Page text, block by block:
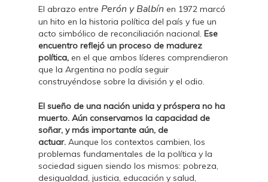
El abrazo entre Perón y Balbín en 1972 marcó
un hito en la historia política del país y fue un
acto simbólico de reconciliación nacional. Ese
encuentro reflejó un proceso de madurez
política, en el que ambos líderes comprendieron
que la Argentina no podía seguir
construyéndose sobre la división y el odio.
El sueño de una nación unida y próspera no ha
muerto. Aún conservamos la capacidad de
soñar, y más importante aún, de
actuar. Aunque los contextos cambien, los
problemas fundamentales de la política y la
sociedad siguen siendo los mismos: pobreza,
desigualdad, justicia, educación y salud,